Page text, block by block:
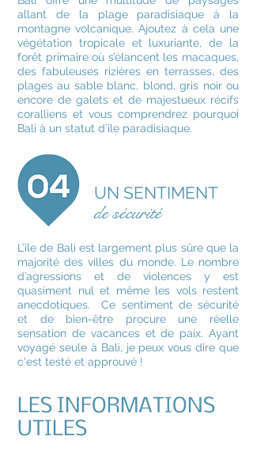
allant de la plage paradisiaque à la
montagne volcanique. Ajoutez à cela une
végétation tropicale et luxuriante, de la
forêt primaire où s’élancent les macaques,
des fabuleuses rizières en terrasses, des
plages au sable blanc, blond, gris noir ou
encore de galets et de majestueux récifs
coralliens et vous comprendrez pourquoi
Bali à un statut d’île paradisiaque.
UN SENTIMENT
de sécurité
L’île de Bali est largement plus sûre que la
majorité des villes du monde. Le nombre
d’agressions et de violences y est
quasiment nul et même les vols restent
anecdotiques. Ce sentiment de sécurité
et de bien-être procure une réelle
sensation de vacances et de paix. Ayant
voyagé seule à Bali, je peux vous dire que
c'est testé et approuvé !
LES INFORMATIONS
UTILES